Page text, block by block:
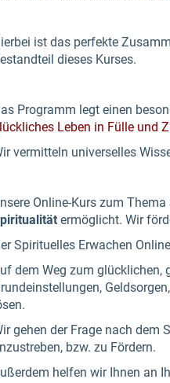
ist das perfekte
dieses Kurses.
Programm legt einen
Leben in Fülle und
vermitteln universelles
Online-Kurs zum
ermöglicht. Wir
Spirituelles Erwachen
dem Weg zum glücklichen,
gehen der Frage nach dem
bzw. zu Fördern.
helfen wir Ihnen an